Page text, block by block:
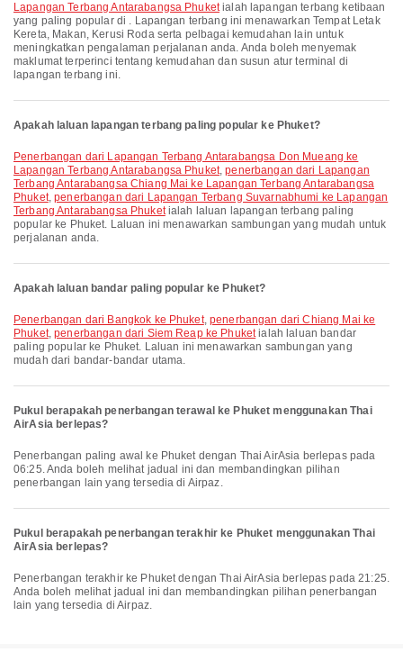
Lapangan Terbang Antarabangsa Phuketialah lapangan terbang ketibaan
yang paling popular di . Lapangan terbang ini menawarkan Tempat Letak
Kereta, Makan, Kerusi Roda serta pelbagai kemudahan lain untuk
meningkatkan pengalaman perjalanan anda. Anda boleh menyemak
maklumat terperinci tentang kemudahan dan susun atur terminal di
lapangan terbang ini.
Apakah laluan lapangan terbang paling popular ke Phuket?
penerbangan dari Lapangan Terbang Antarabangsa Don Mueang ke
Lapangan Terbang Antarabangsa Phuket,penerbangan dari Lapangan
Terbang Antarabangsa Chiang Mai ke Lapangan Terbang Antarabangsa
Phuket,penerbangan dari Lapangan Terbang Suvarnabhumi ke Lapangan
Terbang Antarabangsa Phuketialah laluan lapangan terbang paling
popular ke Phuket. Laluan ini menawarkan sambungan yang mudah untuk
perjalanan anda.
Apakah laluan bandar paling popular ke Phuket?
penerbangan dari Bangkok ke Phuket,penerbangan dari Chiang Mai ke
Phuket,penerbangan dari Siem Reap ke Phuketialah laluan bandar
paling popular ke Phuket. Laluan ini menawarkan sambungan yang
mudah dari bandar-bandar utama.
Pukul berapakah penerbangan terawal ke Phuket menggunakan Thai
AirAsia berlepas?
Penerbangan paling awal ke Phuket dengan Thai AirAsia berlepas pada
06:25. Anda boleh melihat jadual ini dan membandingkan pilihan
penerbangan lain yang tersedia di Airpaz.
Pukul berapakah penerbangan terakhir ke Phuket menggunakan Thai
AirAsia berlepas?
Penerbangan terakhir ke Phuket dengan Thai AirAsia berlepas pada 21:25.
Anda boleh melihat jadual ini dan membandingkan pilihan penerbangan
lain yang tersedia di Airpaz.